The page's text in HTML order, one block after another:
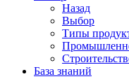
Назад
Выбор
Типы
База знаний